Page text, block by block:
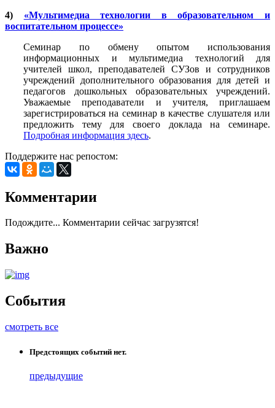
4) «Мультимедиа технологии в образовательном и
воспитательном процессе»
Семинар по обмену опытом использования
информационных и мультимедиа технологий для
учителей школ, преподавателей СУЗов и сотрудников
учреждений дополнительного образования для детей и
педагогов дошкольных образовательных учреждений.
Уважаемые преподаватели и учителя, приглашаем
зарегистрироваться на семинар в качестве слушателя или
предложить тему для своего доклада на семинаре.
Подробная информация здесь.
Поддержите нас репостом:
Комментарии
Подождите... Комментарии сейчас загрузятся!
Важно
События
смотреть все
Предстоящих событий нет.
предыдущие